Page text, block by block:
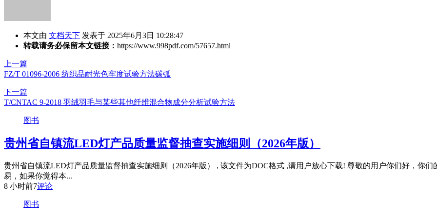
本文由 文档天下 发表于 2025年6月3日 10:28:47
转载请务必保留本文链接： https://www.998pdf.com/57657.html
上一篇
FZ/T 01096-2006 纺织品耐光色牢度试验方法碳弧
下一篇
T/CNTAC 9-2018 羽绒羽毛与某些其他纤维混合物成分分析试验方法
图书
贵州省自镇流LED灯产品质量监督抽查实施细则（2026年版）
贵州省自镇流LED灯产品质量监督抽查实施细则（2026年版） , 该文件为DOC格式 ,请用户放心下载! 尊敬的用户你们好，你
易，如果你觉得本...
8 小时前7评论
图书